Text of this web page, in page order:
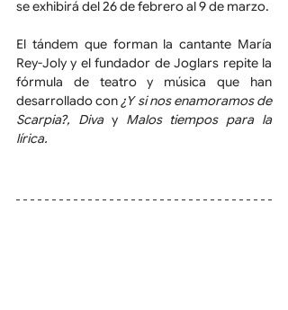
se exhibirá del 26 de febrero al 9 de marzo.
El tándem que forman la cantante María
Rey-Joly y el fundador de Joglars repite la
fórmula de teatro y música que han
desarrollado con ¿Y si nos enamoramos de
Scarpia?, Diva y Malos tiempos para la
lírica.